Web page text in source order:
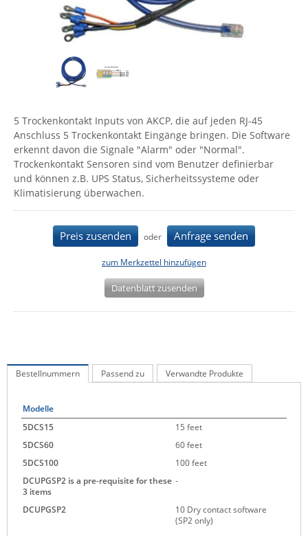
Energiemessung
Energieverteilung
IP, WLAN & GSM Sensorik
Datenlogger
IoT - Internet of Things
Remote I/O
IPC, Industrielle Netzwerktechnik & WLAN
Industrielle Netzwerktechnik / Kommunikation
Industrielle Computer
IT Netzwerktechnik / Kommunikation
Sonstige
Serverräume
RMA / Rücksendung / Support
Comet System
CompleTech
Contemporary Controls
Elsys
Enginko - mcf88
Fokus Technologies
Gefen
Gude
Guntermann & Drunck
Kerlink
KVM TEC
Legrand
LigoWave
Milesight
5 Trockenkontakt Inputs von AKCP, die auf jeden RJ-45
Anschluss 5 Trockenkontakt Eingänge bringen. Die Software
erkennt davon die Signale "Alarm" oder "Normal".
Trockenkontakt Sensoren sind vom Benutzer definierbar
und können z.B. UPS Status, Sicherheitssysteme oder
Klimatisierung überwachen.
Preis zusenden oder Anfrage senden
zum Merkzettel hinzufügen
Datenblatt zusenden
Bestellnummern Passend zu Verwandte Produkte
Modelle
5DCS15
15 feet
5DCS60
60 feet
5DCS100
100 feet
DCUPGSP2 is a pre-requisite for these
3 items
-
DCUPGSP2
10 Dry contact software
(SP2 only)